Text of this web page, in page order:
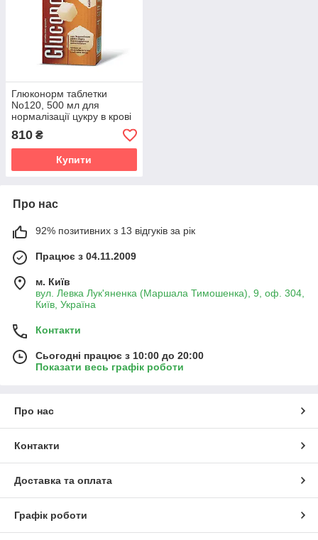
Глюконорм таблетки
No120, 500 мл для
нормалізації цукру в крові
810 ₴
Купити
Про нас
92% позитивних з 13 відгуків за рік
Працює з 04.11.2009
м. Київ
вул. Левка Лук'яненка (Маршала Тимошенка), 9, оф. 304,
Київ, Україна
Контакти
Сьогодні працює з 10:00 до 20:00
Показати весь графік роботи
Про нас
Контакти
Доставка та оплата
Графік роботи